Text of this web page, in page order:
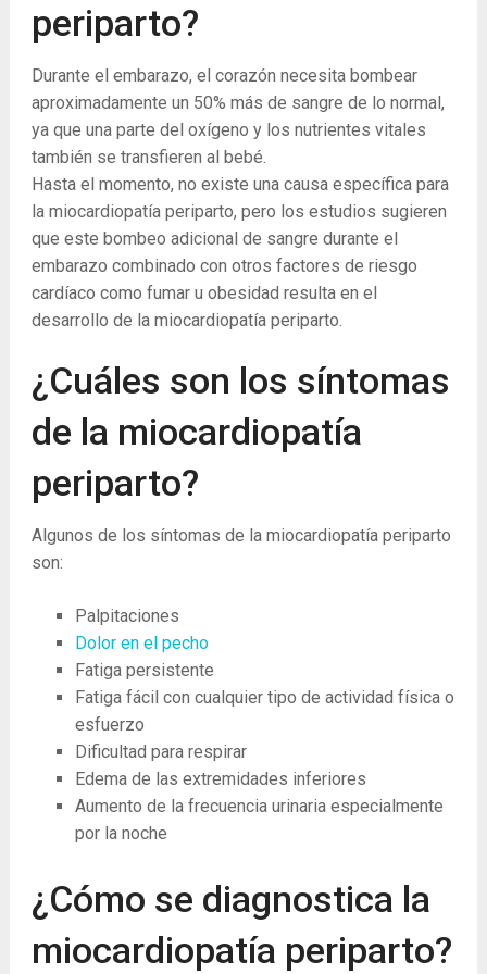
periparto?
Durante el embarazo, el corazón necesita bombear
aproximadamente un 50% más de sangre de lo normal,
ya que una parte del oxígeno y los nutrientes vitales
también se transfieren al bebé.
Hasta el momento, no existe una causa específica para
la miocardiopatía periparto, pero los estudios sugieren
que este bombeo adicional de sangre durante el
embarazo combinado con otros factores de riesgo
cardíaco como fumar u obesidad resulta en el
desarrollo de la miocardiopatía periparto.
¿Cuáles son los síntomas
de la miocardiopatía
periparto?
Algunos de los síntomas de la miocardiopatía periparto
son:
Palpitaciones
Dolor en el pecho
Fatiga persistente
Fatiga fácil con cualquier tipo de actividad física o
esfuerzo
Dificultad para respirar
Edema de las extremidades inferiores
Aumento de la frecuencia urinaria especialmente
por la noche
¿Cómo se diagnostica la
miocardiopatía periparto?